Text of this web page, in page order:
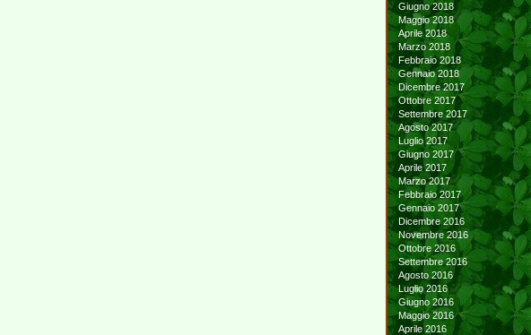
Giugno 2018
Maggio 2018
Aprile 2018
Marzo 2018
Febbraio 2018
Gennaio 2018
Dicembre 2017
Ottobre 2017
Settembre 2017
Agosto 2017
Luglio 2017
Giugno 2017
Aprile 2017
Marzo 2017
Febbraio 2017
Gennaio 2017
Dicembre 2016
Novembre 2016
Ottobre 2016
Settembre 2016
Agosto 2016
Luglio 2016
Giugno 2016
Maggio 2016
Aprile 2016